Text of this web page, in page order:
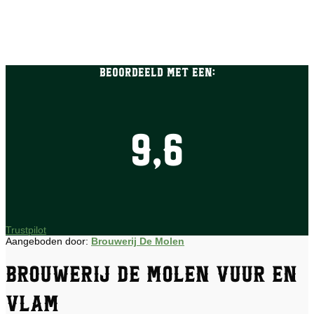
Beoordeeld met een:
9,6
Trustpilot
Aangeboden door: Brouwerij De Molen
Brouwerij De Molen Vuur en
Vlam